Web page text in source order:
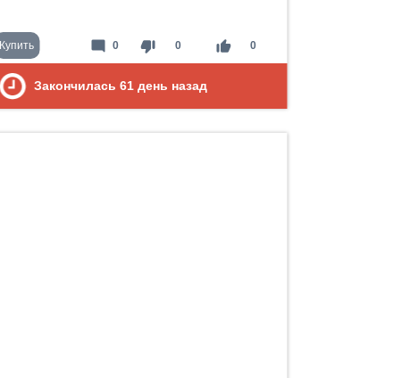
Купить thumb_down 0 thumb_up 0
mode_comment 0
Закончилась 61 день назад